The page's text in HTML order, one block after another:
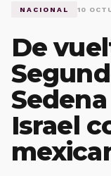
NACIONAL 10
De
Israel